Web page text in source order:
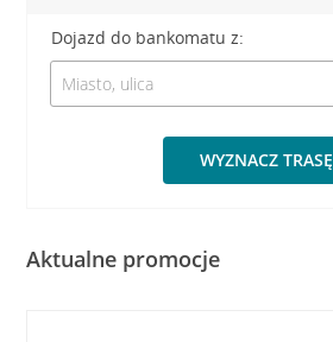
Dojazd do bankomatu z:
WYZNACZ TRASĘ
Aktualne promocje